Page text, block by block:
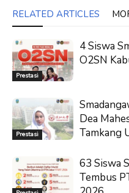
RELATED ARTICLES
Prestasi
4 Siswa
O2SN
Prestasi
Dea
Tamkang
63 Siswa
Tembus